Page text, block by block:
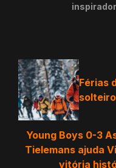
Férias
Young Boys 0-3
Tielemans ajuda
vitória